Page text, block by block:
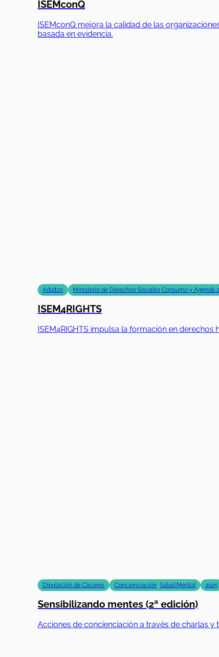
ISEMconQ
ISEMconQ mejora la calidad de las
basada en evidencia.
Adultos Ministerio de Derechos Sociales Consumo y Agenda
ISEM4RIGHTS
ISEM4RIGHTS impulsa la formación en
Diputación de Cáceres Concienciación, Salud Mental 2025
Sensibilizando mentes (2ª edición)
Acciones de concienciación a través de charlas